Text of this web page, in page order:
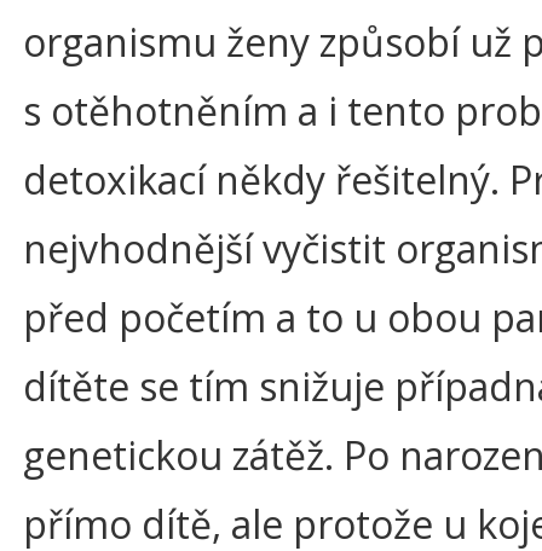
organismu ženy způsobí už
s otěhotněním a i tento
detoxikací někdy řešitelný.
nejvhodnější vyčistit
před početím a to u obou
dítěte se tím snižuje
genetickou zátěž. Po
přímo dítě, ale protože u